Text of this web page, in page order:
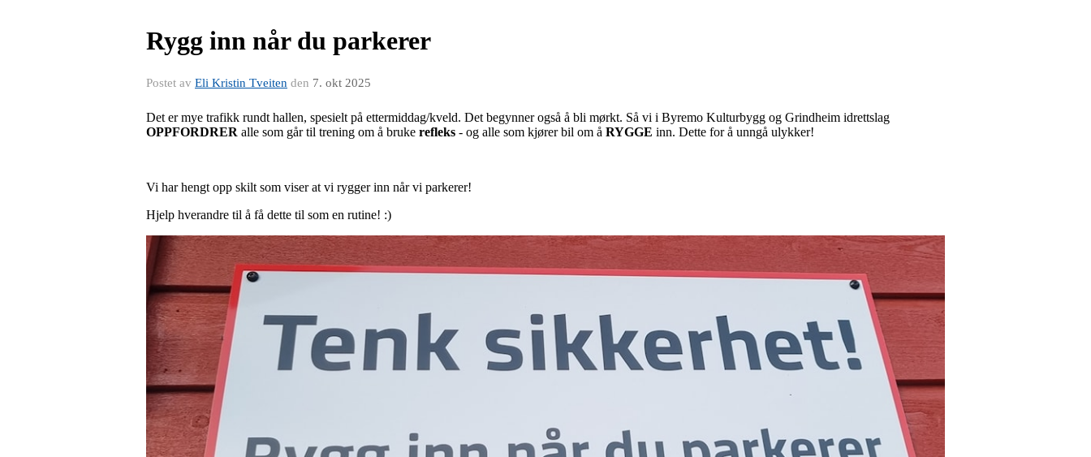
Rygg inn når du parkerer
Postet av Eli Kristin Tveiten den 7. okt 2025
Det er mye trafikk rundt hallen, spesielt på ettermiddag/kveld. Det begynner også å bli mørkt. Så vi i Byremo Kulturbygg og Grindheim idrettslag
OPPFORDRER alle som går til trening om å bruke refleks - og alle som kjører bil om å RYGGE inn. Dette for å unngå ulykker!
Vi har hengt opp skilt som viser at vi rygger inn når vi parkerer!
Hjelp hverandre til å få dette til som en rutine! :)